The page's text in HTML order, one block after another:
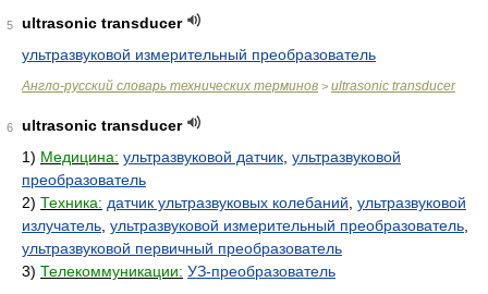
5
ultrasonic transducer
ультразвуковой измерительный преобразователь
Англо-русский словарь технических терминов > ultrasonic transducer
6
ultrasonic transducer
1) Медицина: ультразвуковой датчик ультразвуковой
преобразователь
2) Техника: датчик ультразвуковых колебаний ультразвуковой
излучатель ультразвуковой измерительный преобразователь
ультразвуковой первичный преобразователь
3) Телекоммуникации: УЗ-преобразователь